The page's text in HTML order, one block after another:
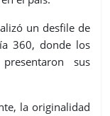
un desfile de
360, donde los
sus
la originalidad